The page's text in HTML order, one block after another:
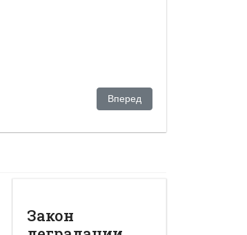
Следующий: Сможет ли
Вперед
Закон